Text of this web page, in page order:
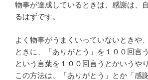
物事が達成しているときは、感謝は、
るはずです。
よく物事がうまくいっていないときや
ときに、「ありがとう」を１００回言
という言葉を１００回言うとかいうや
この方法は、「ありがとう」とか「感